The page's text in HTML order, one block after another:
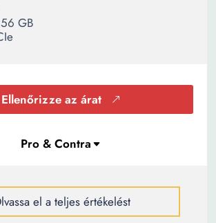
GB
Ellenőrizze az árat
el a teljes értékelést